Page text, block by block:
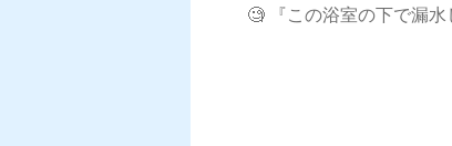
🧐 『この浴室の下で漏水